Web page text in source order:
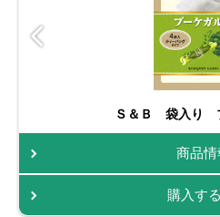
Ｓ＆Ｂ 袋入り
商品情
購入する